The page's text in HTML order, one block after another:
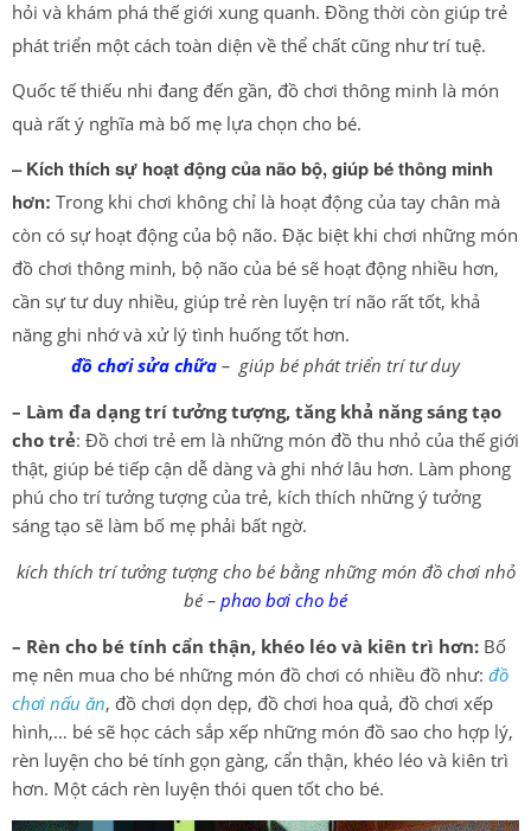
hỏi và khám phá thế giới xung quanh. Đồng thời còn giúp trẻ
phát triển một cách toàn diện về thể chất cũng như trí tuệ.
Quốc tế thiếu nhi đang đến gần, đồ chơi thông minh là món
quà rất ý nghĩa mà bố mẹ lựa chọn cho bé.
– Kích thích sự hoạt động của não bộ, giúp bé thông minh
hơn: Trong khi chơi không chỉ là hoạt động của tay chân mà
còn có sự hoạt động của bộ não. Đặc biệt khi chơi những món
đồ chơi thông minh, bộ não của bé sẽ hoạt động nhiều hơn,
cần sự tư duy nhiều, giúp trẻ rèn luyện trí não rất tốt, khả
năng ghi nhớ và xử lý tình huống tốt hơn.
đồ chơi sửa chữa – giúp bé phát triển trí tư duy
– Làm đa dạng trí tưởng tượng, tăng khả năng sáng tạo
cho trẻ: Đồ chơi trẻ em là những món đồ thu nhỏ của thế giới
thật, giúp bé tiếp cận dễ dàng và ghi nhớ lâu hơn. Làm phong
phú cho trí tưởng tượng của trẻ, kích thích những ý tưởng
sáng tạo sẽ làm bố mẹ phải bất ngờ.
kích thích trí tưởng tượng cho bé bằng những món đồ chơi nhỏ
bé – phao bơi cho bé
– Rèn cho bé tính cẩn thận, khéo léo và kiên trì hơn: Bố
mẹ nên mua cho bé những món đồ chơi có nhiều đồ như: đồ
chơi nấu ăn, đồ chơi dọn dẹp, đồ chơi hoa quả, đồ chơi xếp
hình,… bé sẽ học cách sắp xếp những món đồ sao cho hợp lý,
rèn luyện cho bé tính gọn gàng, cẩn thận, khéo léo và kiên trì
hơn. Một cách rèn luyện thói quen tốt cho bé.